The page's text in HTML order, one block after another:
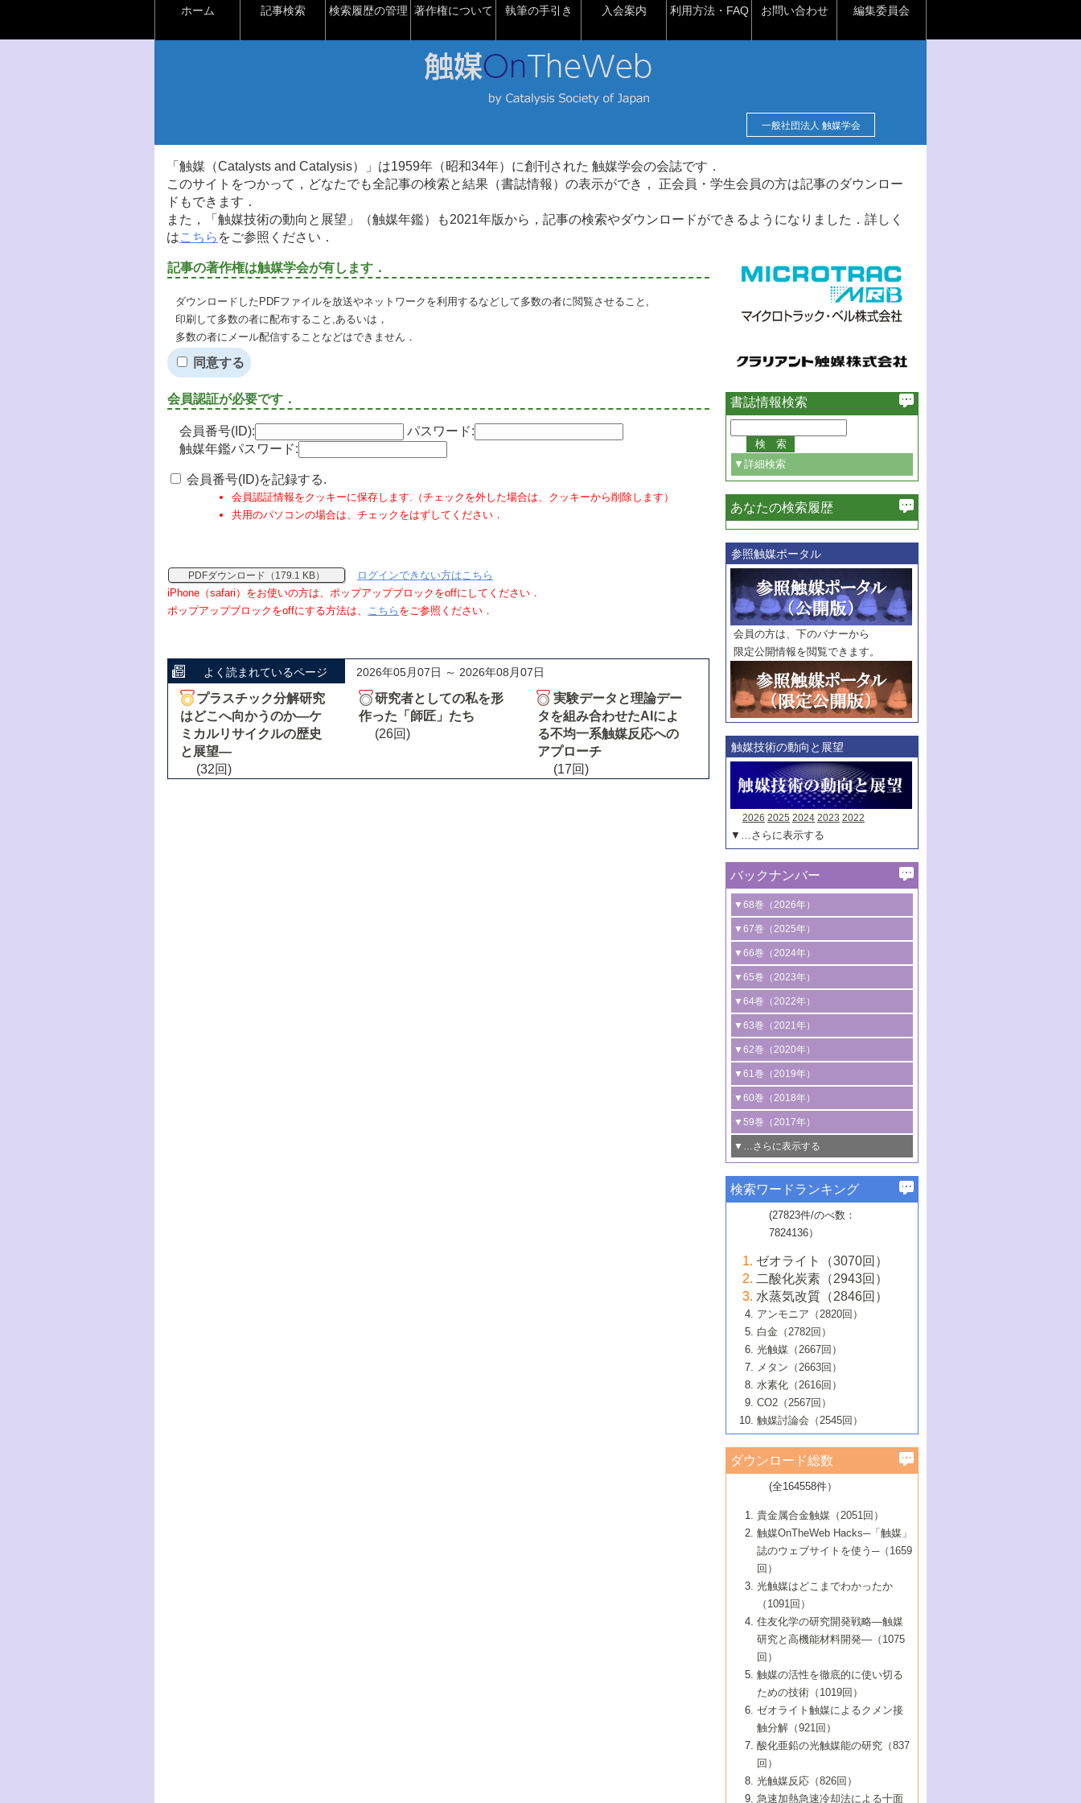
ホーム 記事検索 検索履歴の管理 著作権について 執筆の手引き 入会案内 利用方法・FAQ お問い合わせ 編集委員会
一般社団法人 触媒学会
「触媒（Catalysts and Catalysis）」は1959年（昭和34年）に創刊された 触媒学会の会誌です．
このサイトをつかって，どなたでも全記事の検索と結果（書誌情報）の表示ができ， 正会員・学生会員の方は記事のダウンロー
ドもできます．
また，「触媒技術の動向と展望」（触媒年鑑）も2021年版から，記事の検索やダウンロードができるようになりました．詳しく
はこちら をご参照ください．
記事の著作権は触媒学会が有します．
ダウンロードしたPDFファイルを放送やネットワークを利用するなどして多数の者に閲覧させること,
印刷して多数の者に配布すること,あるいは，
多数の者にメール配信することなどはできません．
同意する
会員認証が必要です．
会員番号(ID):
パスワード:
触媒年鑑パスワード:
会員番号(ID)を記録する.
会員認証情報をクッキーに保存します.（チェックを外した場合は、クッキーから削除します）
共用のパソコンの場合は、チェックをはずしてください．
PDFダウンロード（179.1 KB）
ログインできない方はこちら
iPhone（safari）をお使いの方は、ポップアップブロックをoffにしてください．
ポップアップブロックをoffにする方法は、 こちら をご参照ください．
よく読まれているページ 2026年05月07日 ～ 2026年08月07日
プラスチック分解研究
はどこへ向かうのか―ケ
ミカルリサイクルの歴史
と展望―
(32回)
研究者としての私を形
作った「師匠」たち
(26回)
実験データと理論デー
タを組み合わせたAIによ
る不均一系触媒反応への
アプローチ
(17回)
書誌情報検索
▼詳細検索
必ず含む
巻・号指定
巻
号
範囲指定
巻
号～
巻
号
触媒年鑑
年度
記事種別
マーク：
マークあり
あなたの検索履歴
参照触媒ポータル
会員の方は、下のバナーから
限定公開情報を閲覧できます。
触媒技術の動向と展望
2026 2025 2024 2023 2022
▼…さらに表示する
バックナンバー
▼68巻（2026年）
1号 過酸化水素合成に関する研究動向
2号 コンピューター技術により加速する
触媒開発
3号 有機分子変換やCO 資源化のための
光触媒に関する最近の研究
B号 第137回触媒討論会（2026年）
▼67巻（2025年）
1号 CO
水素化によるグリーン燃料/グリ
ーンケミカル製造
2号 水素製造のための水分解技術に関す
る最近の研究
3号 オレフィン系樹脂の精密合成に関す
る最新技術
4号 アルコール類の効率的変換を実現す
る非貴金属触媒の研究動向
5号 ゼオライトの合成と応用における研
究動向
6号 ヘテロ接合界面
B号 第135回触媒討論会（2025年）
▼66巻（2024年）
1号 低次元ナノ構造を有する触媒材料
2号 規制反応場を活用した固体触媒研究
の新展開
3号 未踏分子変換を目指した酸化触媒プ
ロセスの最前線
4号 シンクロトロン放射光および中性子
線を利用した触媒解析技術の最先端
5号 単原子触媒
6号 参照触媒委員会からのお知らせ
B号 第133回触媒討論会（2023年）
▼65巻（2023年）
1号 炭素が関わる触媒機能
2号 プラスチックケミカルリサイクルの
ための触媒技術
3号 非酸化物系金属化合物を基盤とした
触媒材料の開発
4号 格子酸素・格子酸素欠陥を利用した
触媒反応
5号 生体触媒によるエネルギー変換反応
6号 窒素とリンの循環のための触媒・機
能性材料
▼64巻（2022年）
1号 合成ガス製造とCOを用いるケミカル
ズ合成の最新動向
2号 化学品合成のための合金触媒開発
3号 CO の排出削減および有効活用のた
めの触媒技術
4号 若手による情報発信企画～とびたて
若き触媒の研究者たち～（1）
若き触媒の研究者たち～（2）
6号 石油のノーブル・ユースを志向した
触媒技術
大学：オンライン・対面開催）
▼63巻（2021年）
1号 金触媒の新展開
2号 ペロブスカイト
3号 特殊反応場を利用した触媒的分子変
換反応
4号 多孔質材料を用いた触媒の新展開
5号 情報学的手法を用いた触媒開発
6号 カーボンニュートラルに向けた電解
技術
B号 第127回触媒討論会（2021年・オン
ライン開催(Zoom)のみ）
▼62巻（2020年）
1号 触媒設計を拓く欠陥構造のキャラク
タリゼーション
2号 機能化学品製造に資するクリーンな
触媒的酸化反応
3号 水処理のための触媒化学
4号 光触媒を用いた水分解の最新の研究
動向
5号 次世代の触媒プロセスを支えるマイ
6号 メタン転換技術の最新動向
B号 第125回触媒討論会（2020年・工学
院大学）
▼61巻（2019年）
1号 物質移動制御に着目した触媒プロセ
ス開発
2号 CO2 フリー水素サプライチェーンに
関わる触媒開発動向
3号 精密高分子合成に関する最近の研究
動向
4号 バイオマス化成品製造のための触媒
5号 固体触媒による含窒素有機化合物変
換の最前線
6号 貴金属使用量低減に向けた自動車排
ガス浄化触媒の開発
B号 第123回触媒討論会（2019年・大阪
▼60巻（2018年）
1号 固体酸触媒の最新の研究動向
2号 二酸化炭素からの有用化学品合成
3号 ナノ粒子・クラスター触媒の最前線
4号 60周年記念企画
5号 進化するゼオライト合成技術
6号 非貴金属系触媒における電気化学的
B号 第121回触媒討論会（2018年・東京
大学）
▼59巻（2017年）
1号 いたるところに，触媒
最先端技術
3号 無機分離膜材料の開発と触媒反応プ
ロセスへの適用
5号 水素のふるまいを解き明かす最先端
研究
6号 低級アルカンの有効利用のための触
媒技術
B号 第119回触媒討論会（2017年・首都
大学東京）
▼…さらに表示する
1号 ユニークな構造の高分子を生み出す触
2号 リグニンからの化成品製造に向けた触
媒技術
3号 触媒研究の最先端～とびたて若き研究
者たち～（1）
4号 触媒研究の最先端～とびたて若き研究
者たち～（2）
5号 触媒研究の最先端～とびたて若き研究
者たち～（3）
6号 イオニクス材料と燃料電池・電解合成
の最新の研究動向
B号 第117回触媒討論会（2016年・大阪府
立大学）
▼57巻（2015年）
1号 水素キャリアにかかわる触媒技術の新
2号 石油精製用触媒の最近の進展
3号 固体酸化物形燃料電池（SOFC）におけ
るアノード触媒上での燃料直接改質技術
4号 コアシェル構造の制御による触媒機能
5号 工業触媒およびその周辺技術の最近の
進歩
6号 ナノシート
B号 第115回触媒討論会（2015年・成蹊大
▼56巻（2014年）
2号 光触媒反応機構に関する最新の研究動
向
開発動向
4号 人工光合成に向けた近年のアプローチ
5号 未利用熱エネルギーの有効活用に貢献
する触媒技術
6号 ポリオキソメタレート
B号 第113回触媒討論会（2014年・ロワジ
ールホテル豊橋）
1号 高耐久性燃料電池システム用触媒にお
ける新展開
2号 リビングラジカル重合の最近の動向
3号 天然ガスの化学工業的展開に関する触
媒技術
4号 貴金属触媒の精密構造制御とその活用
5号 バイオマス化成品製造のための固体触
6号 ナノ空間─吸着状態解析から新機能開拓
B号 第111回触媒討論会（2013年・関西大
▼54巻（2012年）
1号 規則性多孔体の利用技術における最近
の進歩
2号 第109回触媒討論会
3号 貴金属低減技術の最新動向
4号 貴金属代替技術の最新動向
5号 光触媒による物質変換反応の新展開
6号 グラフェン
7号 水素を利用する化成品合成の新潮流
▼53巻（2011年）
1号 金属学から見る合金触媒の新展開
2号 第107回触媒討論会
3号 触媒のその場観察法の進歩（１）
4号 触媒のその場観察法の進歩（２）
5号 不活性結合の触媒的活性化による有機
合成
6号 新しい固体酸触媒技術
7号 ゼオライト合成における最近の進歩
▼52巻（2010年）
1号 触媒の劣化対策と長寿命触媒開発
2号 第105回触媒討論会
3号 ナノ構造が拓く新機能
4号 活性サイトおよびその環境の精密な設
計による触媒の高機能化
5号 触媒を有効に使うための技術
7号 有機分子触媒による精密有機合成
8号 高機能化ポリオレフィンに向けた重合
触媒の最近の進展
1号 炭素材料－熱い注目を集める材料－
2号 第103回触媒討論会
3号 環境浄化用光触媒の現状と課題
4号 水素社会の実現に向けた水素製造・貯
蔵技術の進歩
5号 CO2が関わる触媒・材料
7号 持続可能社会実現のための触媒および
触媒関連技術
▼50巻（2008年）
1号 触媒化学と学会のこの10年，半世紀，
そして未来
2号 第101回触媒討論会
4号 錯体を利用したユニークな表面構造の
構築と機能
5号 若手会員による触媒研究の未来展望1：
企業編
6号 第102回触媒討論会
7号 触媒・化学反応における計算化学の進
8号 若手研究者による触媒研究の未来展望
2：大学・研究所編
▼49巻（2007年）
1号 含フッ素化合物の合成と触媒
2号 第99回触媒討論会
3号 実用的ファインケミカル合成プロセス
を実現する触媒
5号 こんな物質，あんな物質―新たな触媒
の可能性―
7号 『結晶の化学』を活かした触媒研究
8号 イオン液体の応用
▼48巻（2006年）
1号 固体酸触媒の最近の進歩
2号 第97回触媒討論会
3号 リビング重合触媒の最近の展開
5号 水素製造・貯蔵のための触媒技術の新
しい展開
6号 第98回触媒討論会
7号 基礎化学品製造の触媒技術
8号 多機能型リアクター
1号 最近の触媒担体とその効果
2号 第95回触媒討論会
4号 水分解用光触媒材料
5号 時間分解分光の進歩と応用
6号 第96回触媒討論会
8号 超臨界流体を用いた化学プロセスの新
▼46巻（2004年）
1号 部分酸化反応触媒の最前線
2号 第93回触媒討論会
3号 特殊エネルギー場の触媒反応
4号 生体内における金属の触媒作用
5号 ファインケミカルズの展開に寄与する
6号 第94回触媒討論会
7号 サブナノレベルでみた新しい表面現象
8号 オレフィン重合触媒の新たな展
▼45巻（2003年）
1号 なぜこの触媒が良いのか？
2号 第91回触媒討論会
3号 最近の自動車排ガス処理技術
4号 触媒研究の現状と将来─第90回触媒討論
5号 基礎化学品製造の触媒技術
6号 第92回触媒討論会
7号 基礎化学品製造の触媒技術
8号 資源の循環と触媒技術
▼44巻（2002年）
1号 高次制御された触媒の化学
2号 第89回触媒討論会
3号 触媒を利用した電気化学の新展開
4号 ナノ材料の調製と機能化
5号 こんな触媒が欲しい
6号 第90回触媒討論会
7号 触媒研究と学術雑誌/情報
8号 若い世代からみた触媒化学の現状と未
▼43巻（2001年）
1号 グリーンケミストリーと触媒
2号 第87回触媒討論会特集号
3号 生体触媒とバイオプロセス
4号 水素製造・利用の触媒化学
5号 触媒研究における新しい切り口：コン
ビナトリアルケミストリー
6号 第88回触媒討論会特集号
7号 企業における触媒研究のブレークスル
8号 この材料を触媒として使ってみません
▼42巻（2000年）
1号 触媒反応工学の明日を拓く
2号 第85回触媒討論会
3号 反応ダイナミクス
5号 触媒のおもしろさをどのように伝える
6号 第86回触媒討論会
7号 水素化精製触媒の新しい展開
8号 新しい反応性と機能性を目指した金属
クラスタ-化学
▼41巻（1999年）
1号 孔、穴、あな?-特異な空間とその利用-
2号 第83回触媒討論会
3号 均一系触媒反応最前線
4号 実用炭素材料の新展開
5号 研究の方法論を考える
7号 機能性金属材料と触媒
8号 触媒研究へのNMRの応用と展望
▼40巻（1998年）
進展と21世紀への提言/創立40周年記念・触
媒学会この10年の歩みとこれから/創立40周
2号 第81回触媒討論会
3号 計算機触媒化学へのさそい
4号 触媒劣化の制御と予測
5号 最新の実用プロセスと触媒
6号 第82回触媒討論会
1号 均一系と不均一系触媒反応-その特徴と
接点
2号 第79回触媒討論会
3号 最新NO除去触媒の実用化研究
4号 新しい反応場を目指した触媒調製
5号 反応・分離技術の新しい展開
6号 第80回触媒討論会
▼38巻（1996年）
1号 触媒の構造と触媒作用/C1化学を中心と
する21世紀への触媒
3号 オリンピックメダル:金・銀・銅はどん
な触媒作用を示すか
4号 触媒作用における機能の複合化
▼37巻（1995年）
1号 ファインケミカルズと固体触媒
2号 第75回触媒討論会
3号 希土類を利用した触媒
4号 触媒とリサイクル
5号 エネルギー変換触媒
▼36巻（1994年）
1号 電気化学と触媒
2号 第73回触媒討論会
3号 C4化学の展開
4号 《通常号》
▼35巻（1993年）
1号 工業触媒開発マニュアル―探索から工
業化まで
2号 第71回触媒討論会
▼34巻（1992年）
1号 インパクトを与えたこの研究
2号 第69回触媒討論会
▼33巻（1991年）
1号 触媒プロセス開発マニュアル―探索か
▼32巻（1990年）
検索ワードランキング
(27823件/のべ数：
7824136）
ゼオライト（3070回）
二酸化炭素（2943回）
水蒸気改質（2846回）
アンモニア（2820回）
白金（2782回）
光触媒（2667回）
メタン（2663回）
水素化（2616回）
CO2（2567回）
触媒討論会（2545回）
ダウンロード総数
(全164558件）
貴金属合金触媒（2051回）
触媒OnTheWeb Hacks─「触媒」
誌のウェブサイトを使う─（1659
回）
光触媒はどこまでわかったか
（1091回）
住友化学の研究開発戦略―触媒
研究と高機能材料開発―（1075
回）
触媒の活性を徹底的に使い切る
ための技術（1019回）
ゼオライト触媒によるクメン接
触分解（921回）
酸化亜鉛の光触媒能の研究（837
回）
光触媒反応（826回）
急速加熱急速冷却法による十面